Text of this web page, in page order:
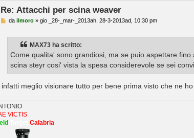
Re: Attacchi per scina weaver
M
o
da ilmoro» gio _28-_mar-_2013ah, 28-3-2013ad, 10:30 pm
MAX73 ha scritto:
Come qualita' sono grandiosi, ma se puio aspettare
scina steyr cosi' vista la spesa considerevole se sei
infatti meglio visionare tutto per bene prima visto che ne
VICTIS
Calabria